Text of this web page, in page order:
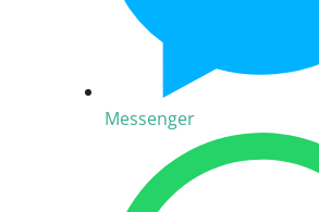
Messenger